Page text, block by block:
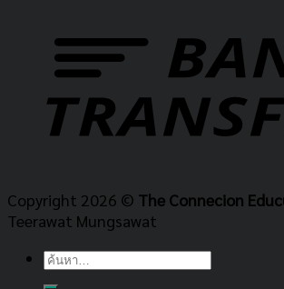
Copyright 2026 © The Connecion
Teerawat Mungsawat
ค้นหา: